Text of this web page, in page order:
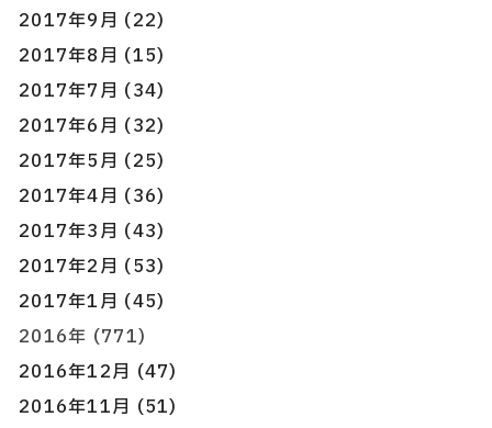
2017年9月 (22)
2017年8月 (15)
2017年7月 (34)
2017年6月 (32)
2017年5月 (25)
2017年4月 (36)
2017年3月 (43)
2017年2月 (53)
2017年1月 (45)
2016年 (771)
2016年12月 (47)
2016年11月 (51)